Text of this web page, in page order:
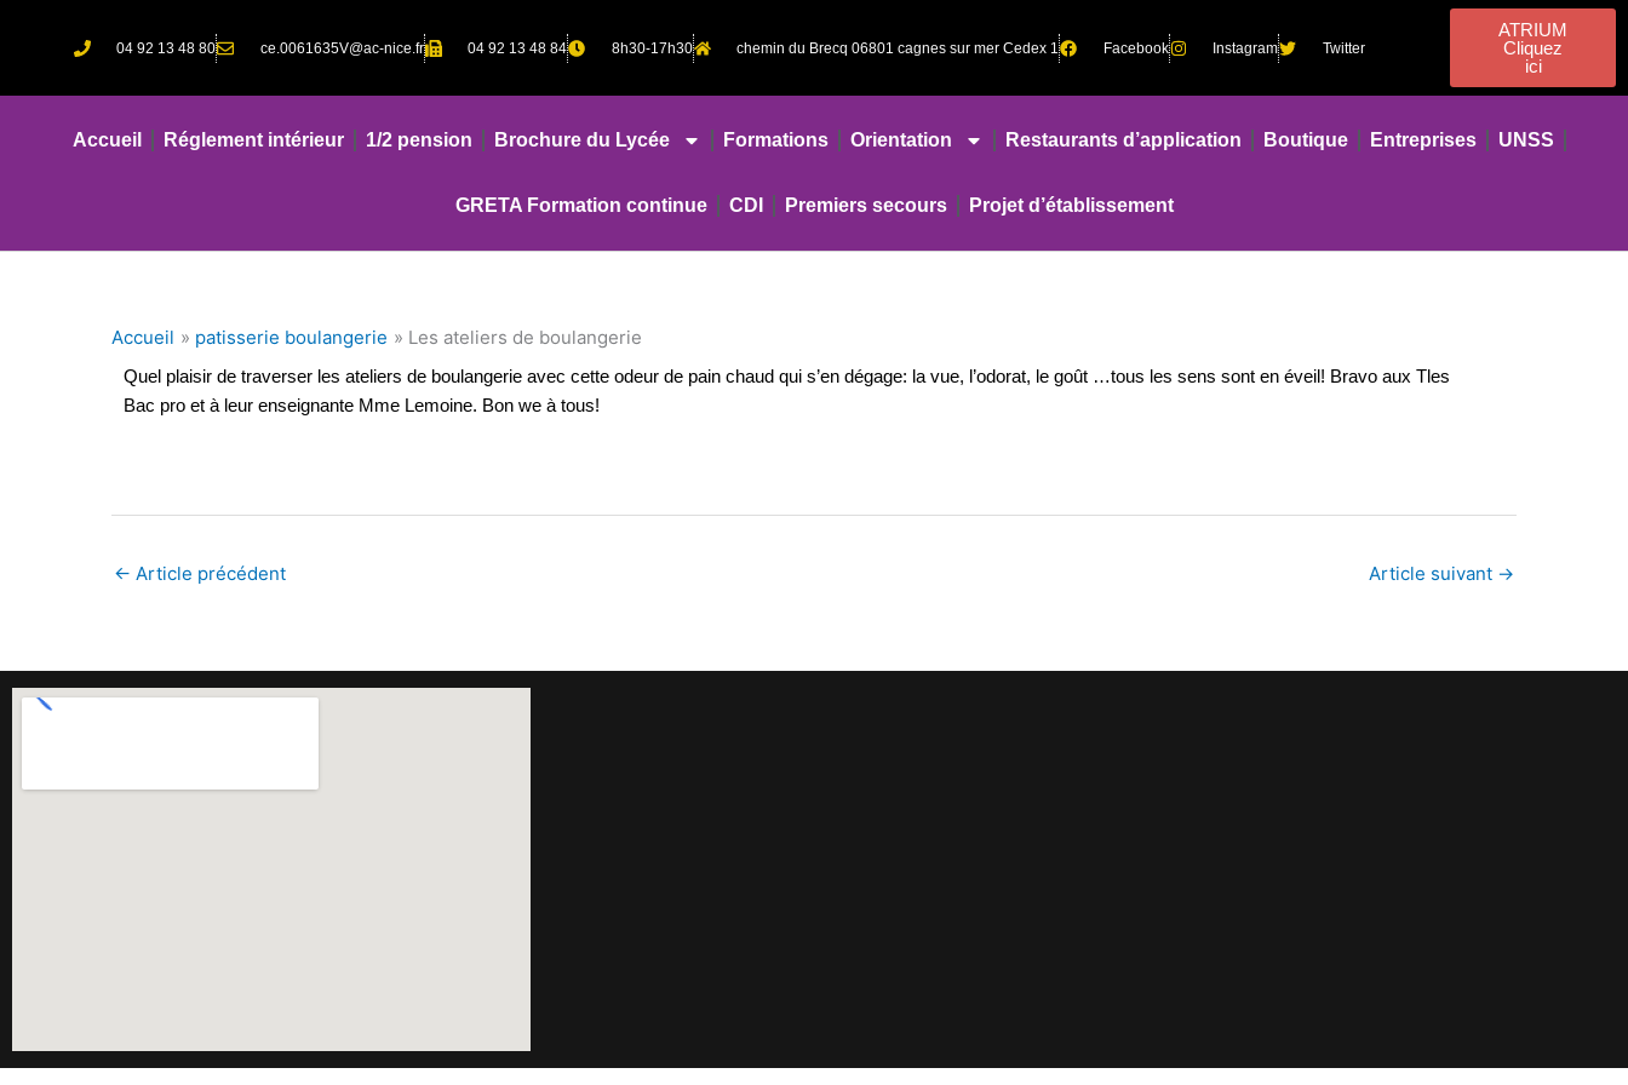
04 92 13 48 80 ce.0061635V@ac-nice.fr 04 92 13 48 84 8h30-17h30 chemin du Brecq 06801 cagnes sur mer Cedex 1 Facebook Instagram Twitter
ATRIUM
Cliquez
ici
Accueil Réglement intérieur 1/2 pension Brochure du Lycée Formations Orientation Restaurants d’application Boutique Entreprises UNSS
GRETA Formation continue CDI Premiers secours Projet d’établissement
Accueil patisserie boulangerie Les ateliers de boulangerie
Quel plaisir de traverser les ateliers de boulangerie avec cette odeur de pain chaud qui s’en dégage: la vue, l’odorat, le goût …tous les sens sont en éveil! Bravo aux Tles
Bac pro et à leur enseignante Mme Lemoine. Bon we à tous!
← Article précédent Article suivant →